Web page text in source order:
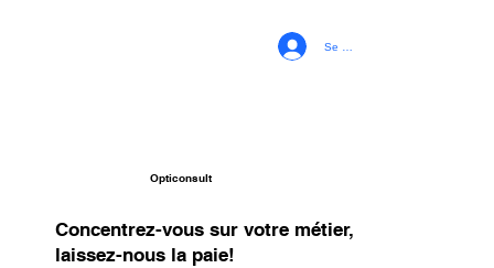
Se connecter
Opticonsult
Concentrez-vous sur votre métier,
laissez-nous la paie!